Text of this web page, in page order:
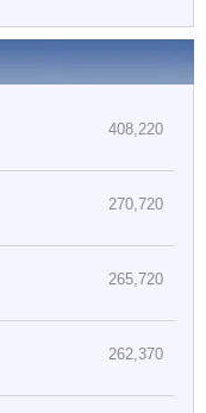
408,220
270,720
265,720
262,370